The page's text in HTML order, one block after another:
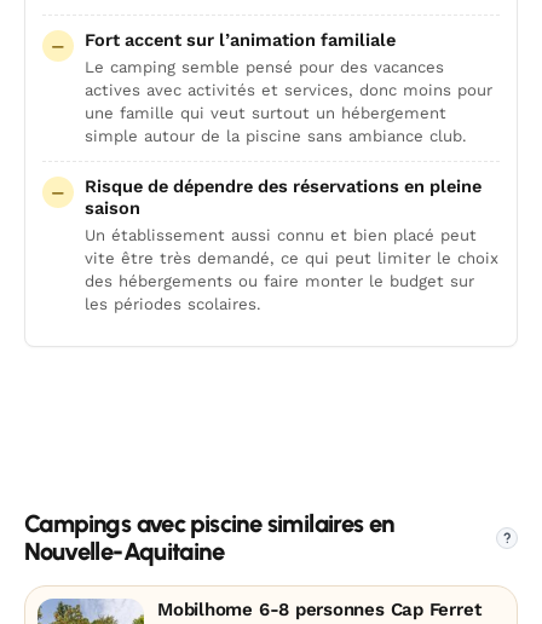
Fort accent sur l’animation familiale
Le camping semble pensé pour des vacances
actives avec activités et services, donc moins pour
une famille qui veut surtout un hébergement
simple autour de la piscine sans ambiance club.
Risque de dépendre des réservations en pleine
saison
Un établissement aussi connu et bien placé peut
vite être très demandé, ce qui peut limiter le choix
des hébergements ou faire monter le budget sur
les périodes scolaires.
Campings avec piscine similaires en
Nouvelle-Aquitaine
?
Mobilhome 6-8 personnes Cap Ferret